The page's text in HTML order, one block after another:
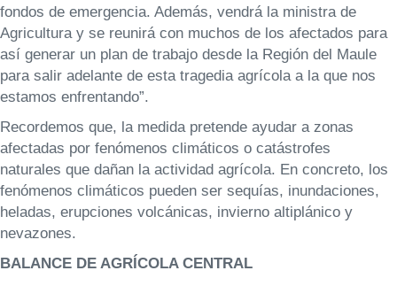
fondos de emergencia. Además, vendrá la ministra de
Agricultura y se reunirá con muchos de los afectados para
así generar un plan de trabajo desde la Región del Maule
para salir adelante de esta tragedia agrícola a la que nos
estamos enfrentando”.
Recordemos que, la medida pretende ayudar a zonas
afectadas por fenómenos climáticos o catástrofes
naturales que dañan la actividad agrícola. En concreto, los
fenómenos climáticos pueden ser sequías, inundaciones,
heladas, erupciones volcánicas, invierno altiplánico y
nevazones.
BALANCE DE AGRÍCOLA CENTRAL